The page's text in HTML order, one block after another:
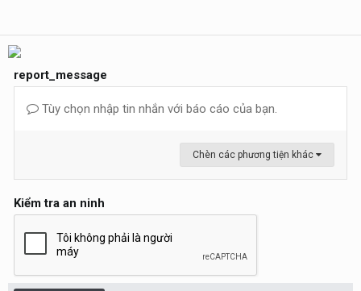
report_message
Tùy chọn nhập tin nhắn với báo cáo của bạn.
Chèn các phương tiện khác
Kiểm tra an ninh